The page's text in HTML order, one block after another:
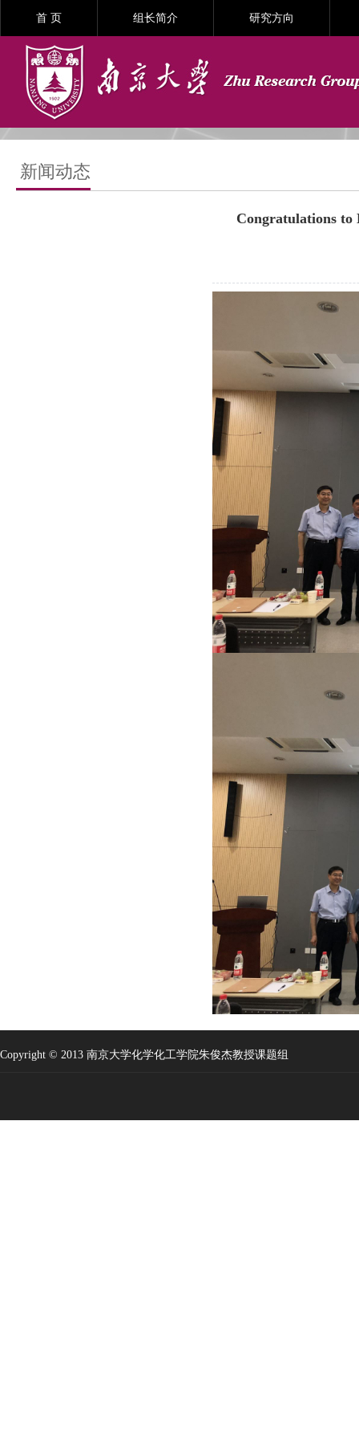
首 页 组长简介 研究方向
新闻动态
Congratulations to
Copyright © 2013 南京大学化学化工学院朱俊杰教授课题组